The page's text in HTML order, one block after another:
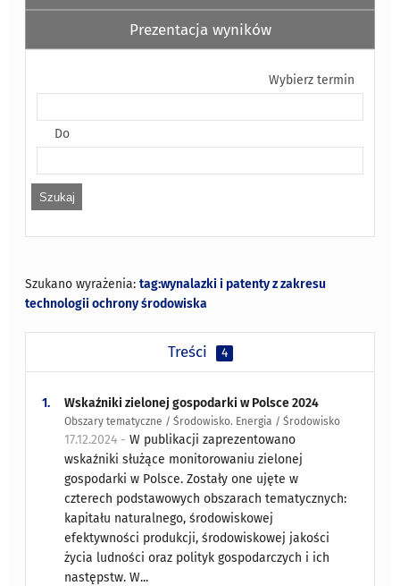
Prezentacja wyników
Wybierz termin
Do
Szukano wyrażenia:tag:wynalazki i patenty z zakresu
technologii ochrony środowiska
Treści 4
1. Wskaźniki zielonej gospodarki w Polsce 2024
Obszary tematyczne / Środowisko. Energia / Środowisko
17.12.2024 -W publikacji zaprezentowano
wskaźniki służące monitorowaniu zielonej
gospodarki w Polsce. Zostały one ujęte w
czterech podstawowych obszarach tematycznych:
kapitału naturalnego, środowiskowej
efektywności produkcji, środowiskowej jakości
życia ludności oraz polityk gospodarczych i ich
następstw. W...